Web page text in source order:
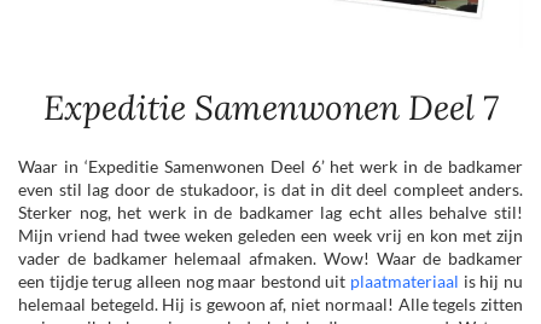
Expeditie Samenwonen Deel 7
Waar in ‘Expeditie Samenwonen Deel 6’ het werk in de badkamer
even stil lag door de stukadoor, is dat in dit deel compleet anders.
Sterker nog, het werk in de badkamer lag echt alles behalve stil!
Mijn vriend had twee weken geleden een week vrij en kon met zijn
vader de badkamer helemaal afmaken. Wow! Waar de badkamer
een tijdje terug alleen nog maar bestond uit plaatmateriaal is hij nu
helemaal betegeld. Hij is gewoon af, niet normaal! Alle tegels zitten